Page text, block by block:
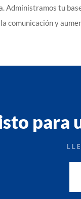
Administramos tu
comunicación y
para